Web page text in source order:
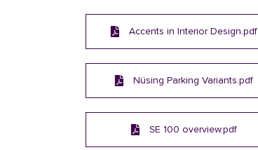
Accents in Interior Design.pdf
Nüsing Parking Variants.pdf
SE 100 overview.pdf